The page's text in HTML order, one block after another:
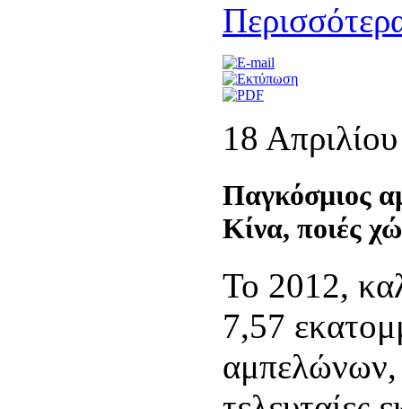
18
Παγκόσμιος
Κίνα, ποιές
Το 2012,
7,57
αμπελώνων,